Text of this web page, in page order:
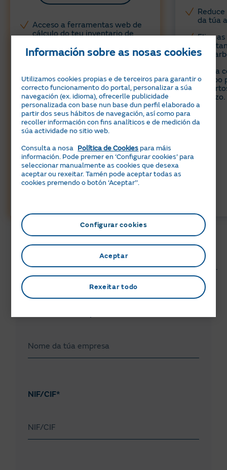
Acceso a ferramentas web de
cálculo do teu inventario de
Informe de pegada de carbono
acreditada.
Axudámoste a definir un plan
de descarbonización, ad hoc á
túa actividade.
da túa
Elixe
Conta
equipo
servizo.
Formulario de consulta
Servizo vinculado á subministración de enerxía.
Formulario de consulta
NIF/CIF*
Información sobre as nosas cookies
Utilizamos cookies propias e de terceiros para garantir o
correcto funcionamento do portal, personalizar a súa
navegación (ex. idioma), ofrecerlle publicidade
personalizada con base nun base dun perfil elaborado a
partir dos seus hábitos de navegación, así como para
recoller información con fins analíticos e de medición da
súa actividade no sitio web.
Consulta a nosa Política de Cookies para máis
información. Pode premer en ‘Configurar cookies’ para
seleccionar manualmente as cookies que desexa
aceptar ou rexeitar. Tamén pode aceptar todas as
cookies premendo o botón ‘Aceptar’’.
Configurar cookies
Rexeitar todo
Aceptar